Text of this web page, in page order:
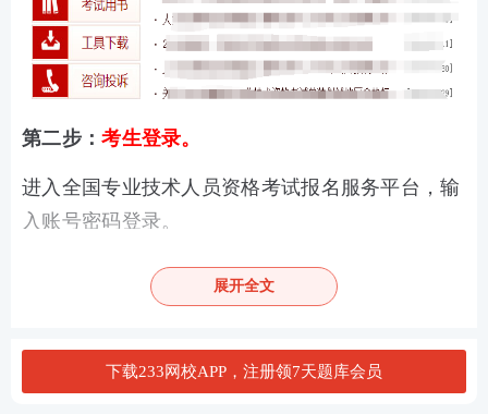
第二步：考生登录。
进入全国专业技术人员资格考试报名服务平台，输
入账号密码登录。
新考生需注册通过后方可报名
则上24小时内返回核查结果，建议报考人员提前完
展开全文
下载233网校APP，注册领7天题库会员